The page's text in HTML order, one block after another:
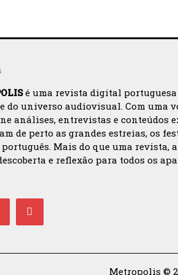
é uma revista digital portuguesa
do universo audiovisual. Com uma
análises, entrevistas e conteúdos
de perto as grandes estreias, os
português. Mais do que uma revista,
e reflexão para todos os
Metropolis ©